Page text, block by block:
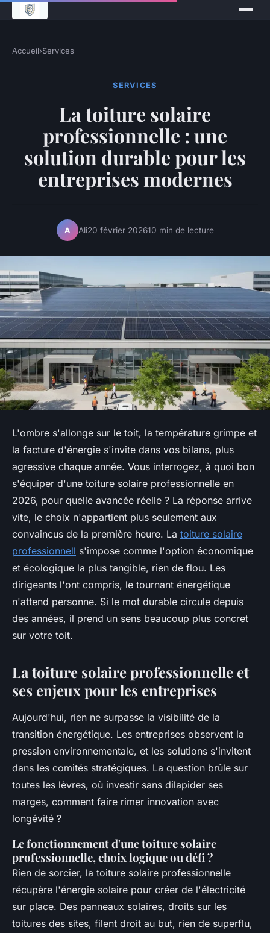
Accueil›Services
SERVICES
La toiture solaire
professionnelle : une
solution durable pour les
entreprises modernes
A Ali20 février 202610 min de lecture
L'ombre s'allonge sur le toit, la température grimpe et
la facture d'énergie s'invite dans vos bilans, plus
agressive chaque année. Vous interrogez, à quoi bon
s'équiper d'une toiture solaire professionnelle en
2026, pour quelle avancée réelle ? La réponse arrive
vite, le choix n'appartient plus seulement aux
convaincus de la première heure. La toiture solaire
professionnell s'impose comme l'option économique
et écologique la plus tangible, rien de flou. Les
dirigeants l'ont compris, le tournant énergétique
n'attend personne. Si le mot durable circule depuis
des années, il prend un sens beaucoup plus concret
sur votre toit.
La toiture solaire professionnelle et
ses enjeux pour les entreprises
Aujourd'hui, rien ne surpasse la visibilité de la
transition énergétique. Les entreprises observent la
pression environnementale, et les solutions s'invitent
dans les comités stratégiques. La question brûle sur
toutes les lèvres, où investir sans dilapider ses
marges, comment faire rimer innovation avec
longévité ?
Le fonctionnement d'une toiture solaire
professionnelle, choix logique ou défi ?
Rien de sorcier, la toiture solaire professionnelle
récupère l'énergie solaire pour créer de l'électricité
sur place. Des panneaux solaires, droits sur les
toitures des sites, filent droit au but, rien de superflu,